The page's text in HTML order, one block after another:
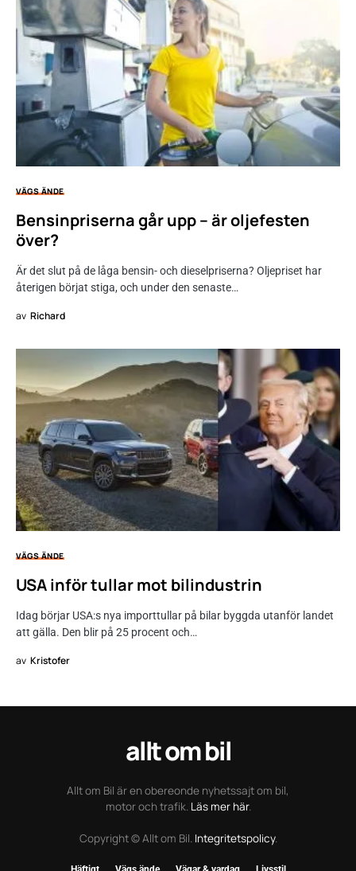
VÄGS ÄNDE
Bensinpriserna går upp – är oljefesten
över?
Är det slut på de låga bensin- och dieselpriserna? Oljepriset har
återigen börjat stiga, och under den senaste…
av Richard
VÄGS ÄNDE
USA inför tullar mot bilindustrin
Idag börjar USA:s nya importtullar på bilar byggda utanför landet
att gälla. Den blir på 25 procent och…
av Kristofer
allt om bil
Allt om Bil är en obereonde nyhetssajt om bil,
motor och trafik. Läs mer här.
Copyright © Allt om Bil. Integritetspolicy.